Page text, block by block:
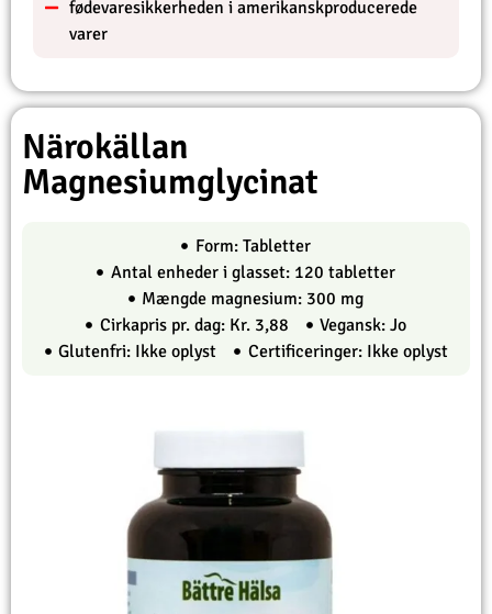
fødevaresikkerheden i amerikanskproducerede
varer
Närokällan
Magnesiumglycinat
Form: Tabletter
Antal enheder i glasset: 120 tabletter
Mængde magnesium: 300 mg
Cirkapris pr. dag: Kr. 3,88
Vegansk: Jo
Glutenfri: Ikke oplyst
Certificeringer: Ikke oplyst